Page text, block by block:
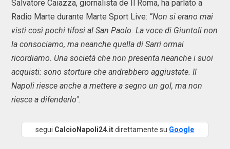
Salvatore Caiazza, giornalista de Il Roma, ha parlato a
Radio Marte durante Marte Sport Live: “Non si erano mai
visti così pochi tifosi al San Paolo. La voce di Giuntoli non
la consociamo, ma neanche quella di Sarri ormai
ricordiamo. Una società che non presenta neanche i suoi
acquisti: sono storture che andrebbero aggiustate. Il
Napoli riesce anche a mettere a segno un gol, ma non
riesce a difenderlo".
segui CalcioNapoli24.itdirettamente su Google